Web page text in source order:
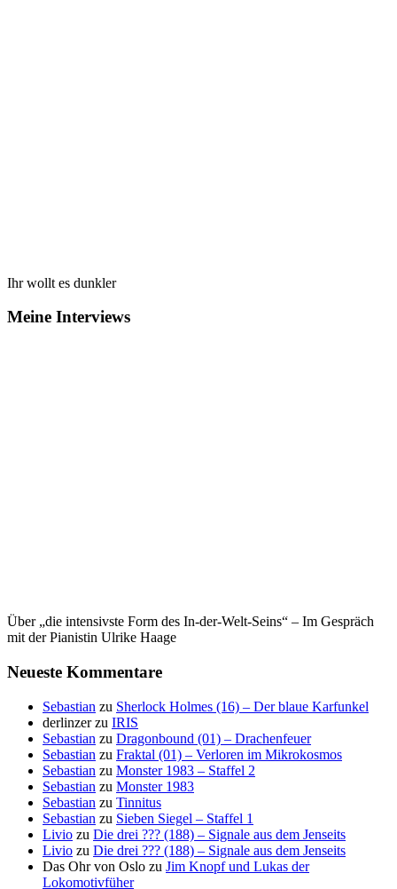
Ihr wollt es dunkler
Meine Interviews
Über „die intensivste Form des In-der-Welt-Seins“ – Im Gespräch
mit der Pianistin Ulrike Haage
Neueste Kommentare
Sebastian zu Sherlock Holmes (16) – Der blaue Karfunkel
derlinzerzu IRIS
Sebastian zu Dragonbound (01) – Drachenfeuer
Sebastian zu Fraktal (01) – Verloren im Mikrokosmos
Sebastian zu Monster 1983 – Staffel 2
Sebastian zu Monster 1983
Sebastian zu Tinnitus
Sebastian zu Sieben Siegel – Staffel 1
Livio zu Die drei ??? (188) – Signale aus dem Jenseits
Livio zu Die drei ??? (188) – Signale aus dem Jenseits
Das Ohr von Oslo zu Jim Knopf und Lukas der
Lokomotivfüher